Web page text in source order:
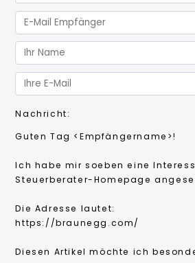
Nachricht:
Guten Tag <Empfängername>!
Ich habe mir soeben eine
Steuerberater-Homepage
Die Adresse lautet:
https://braunegg.com/
Diesen Artikel möchte ich